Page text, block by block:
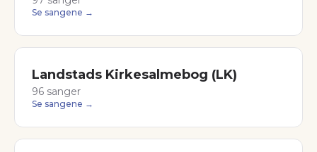
Se sangene →
Landstads Kirkesalmebog (LK)
96 sanger
Se sangene →